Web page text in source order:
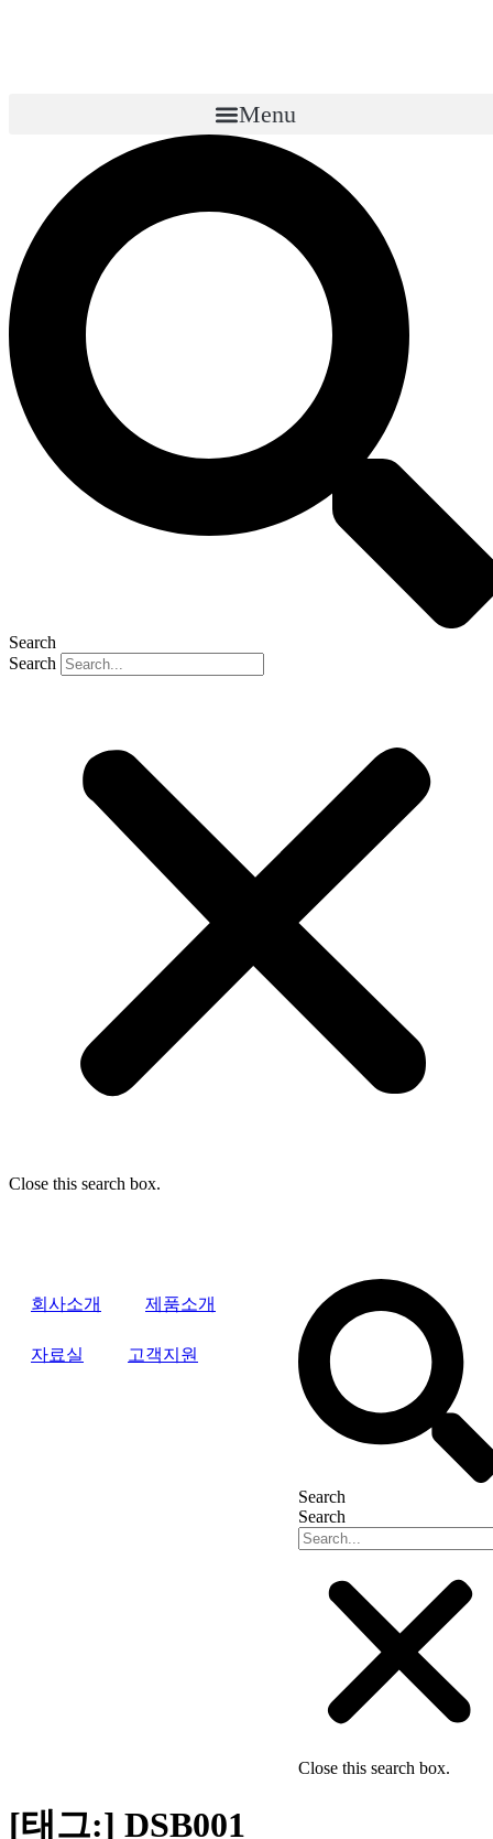
Menu
Search
Search
Close this search box.
회사소개 제품소개
자료실 고객지원
Search
Search
Close this search box.
[태그:] DSB001